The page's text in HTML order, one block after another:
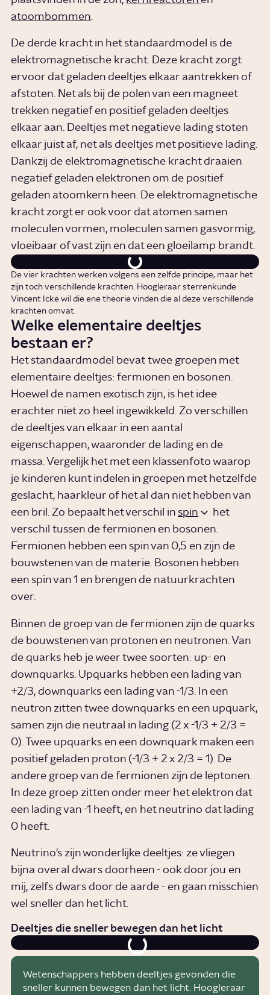
atoombommen.
De derde kracht in het standaardmodel is de
elektromagnetische kracht. Deze kracht zorgt
ervoor dat geladen deeltjes elkaar aantrekken of
afstoten. Net als bij de polen van een magneet
trekken negatief en positief geladen deeltjes
elkaar aan. Deeltjes met negatieve lading stoten
elkaar juist af, net als deeltjes met positieve lading.
Dankzij de elektromagnetische kracht draaien
negatief geladen elektronen om de positief
geladen atoomkern heen. De elektromagnetische
kracht zorgt er ook voor dat atomen samen
moleculen vormen, moleculen samen gasvormig,
vloeibaar of vast zijn en dat een gloeilamp brandt.
De vier krachten werken volgens een zelfde principe, maar het
zijn toch verschillende krachten. Hoogleraar sterrenkunde
Vincent Icke wil die ene theorie vinden die al deze verschillende
krachten omvat.
Welke elementaire deeltjes
bestaan er?
Het standaardmodel bevat twee groepen met
elementaire deeltjes: fermionen en bosonen.
Hoewel de namen exotisch zijn, is het idee
erachter niet zo heel ingewikkeld. Zo verschillen
de deeltjes van elkaar in een aantal
eigenschappen, waaronder de lading en de
massa. Vergelijk het met een klassenfoto waarop
je kinderen kunt indelen in groepen met hetzelfde
geslacht, haarkleur of het al dan niet hebben van
een bril. Zo bepaalt het verschil inspin
het
verschil tussen de fermionen en bosonen.
Fermionen hebben een spin van 0,5 en zijn de
bouwstenen van de materie. Bosonen hebben
een spin van 1 en brengen de natuurkrachten
over.
Binnen de groep van de fermionen zijn de quarks
de bouwstenen van protonen en neutronen. Van
de quarks heb je weer twee soorten: up- en
downquarks. Upquarks hebben een lading van
+2/3, downquarks een lading van -1/3. In een
neutron zitten twee downquarks en een upquark,
samen zijn die neutraal in lading (2 x -1/3 + 2/3 =
0). Twee upquarks en een downquark maken een
positief geladen proton (-1/3 + 2 x 2/3 = 1). De
andere groep van de fermionen zijn de leptonen.
In deze groep zitten onder meer het elektron dat
een lading van -1 heeft, en het neutrino dat lading
0 heeft.
Neutrino's zijn wonderlijke deeltjes: ze vliegen
bijna overal dwars doorheen - ook door jou en
mij, zelfs dwars door de aarde - en gaan misschien
wel sneller dan het licht.
Deeltjes die sneller bewegen dan het licht
Wetenschappers hebben deeltjes gevonden die
sneller kunnen bewegen dan het licht. Hoogleraar